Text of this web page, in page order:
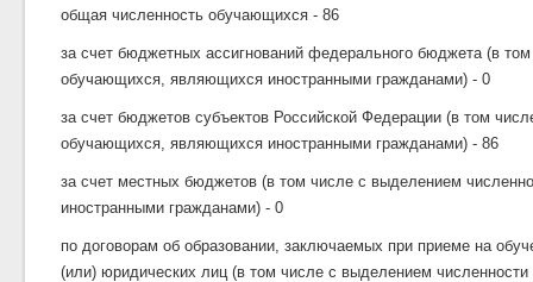
общая численность обучающихся - 86
за счет бюджетных ассигнований федерального бюджета (в
обучающихся, являющихся иностранными гражданами) - 0
за счет бюджетов субъектов Российской Федерации (в том
обучающихся, являющихся иностранными гражданами) - 86
за счет местных бюджетов (в том числе с выделением
иностранными гражданами) - 0
по договорам об образовании, заключаемых при приеме на
(или) юридических лиц (в том числе с выделением